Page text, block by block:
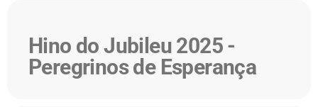
Hino do Jubileu 2025 -
Peregrinos de Esperança